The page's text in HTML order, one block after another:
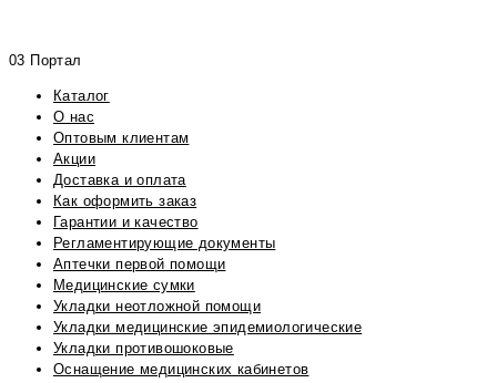
03 Портал
Каталог
О нас
Оптовым клиентам
Акции
Доставка и оплата
Как оформить заказ
Гарантии и качество
Регламентирующие документы
Аптечки первой помощи
Медицинские сумки
Укладки неотложной помощи
Укладки медицинские эпидемиологические
Укладки противошоковые
Оснащение медицинских кабинетов